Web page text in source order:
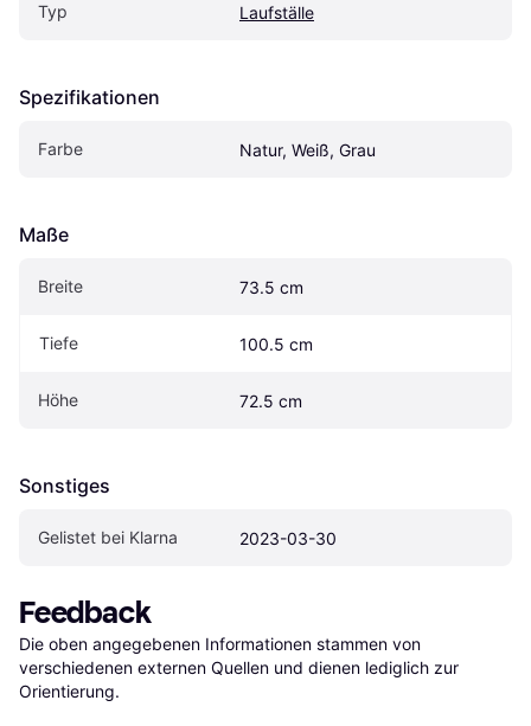
Typ Laufställe
Spezifikationen
Farbe Natur, Weiß, Grau
Maße
Breite 73.5 cm
Tiefe 100.5 cm
Höhe 72.5 cm
Sonstiges
Gelistet bei Klarna 2023-03-30
Feedback
Die oben angegebenen Informationen stammen von
verschiedenen externen Quellen und dienen lediglich zur
Orientierung.